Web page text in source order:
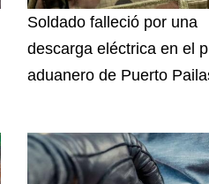
Soldado falleció por una
descarga eléctrica en el
aduanero de Puerto